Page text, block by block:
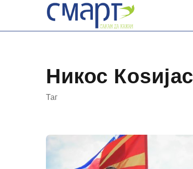
content
Никос Коѕијас
Таг